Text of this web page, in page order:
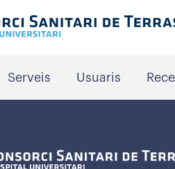
Serveis Usuaris